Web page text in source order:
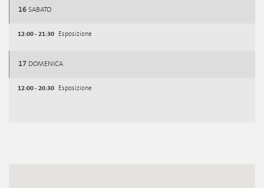
16 SABATO
12:00 - 21:30 Esposizione
17 DOMENICA
12:00 - 20:30 Esposizione